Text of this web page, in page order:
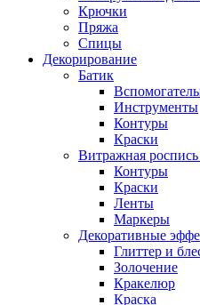
Крючки
Пряжа
Спицы
Декорирование
Батик
Инструменты
Контуры
Краски
Витражная
Контуры
Краски
Ленты
Маркеры
Декоративные
Глиттер и
Золочение
Кракелюр
Краска